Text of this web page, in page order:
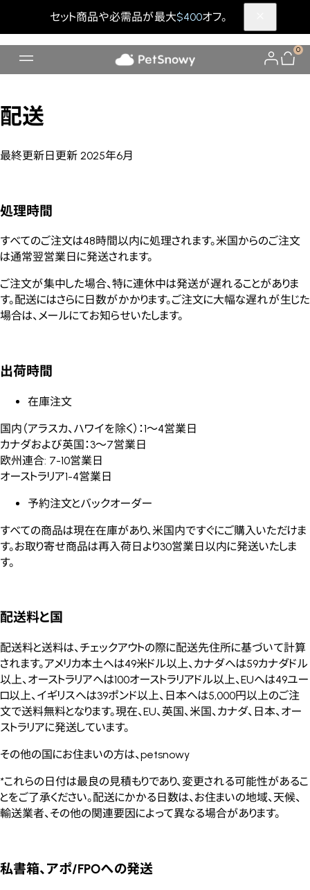
セット商品や必需品が最大$400オフ。
0
配送
最終更新日更新 2025年6月
処理時間
すべてのご注文は48時間以内に処理されます。米国からのご注文
は通常翌営業日に発送されます。
ご注文が集中した場合、特に連休中は発送が遅れることがありま
す。配送にはさらに日数がかかります。ご注文に大幅な遅れが生じた
場合は、メールにてお知らせいたします。
出荷時間
在庫注文
国内（アラスカ、ハワイを除く）：1～4営業日
カナダおよび英国：3～7営業日
欧州連合: 7-10営業日
オーストラリア1-4営業日
予約注文とバックオーダー
すべての商品は現在在庫があり、米国内ですぐにご購入いただけま
す。お取り寄せ商品は再入荷日より30営業日以内に発送いたしま
す。
配送料と国
配送料と送料は、チェックアウトの際に配送先住所に基づいて計算
されます。アメリカ本土へは49米ドル以上、カナダへは59カナダドル
以上、オーストラリアへは100オーストラリアドル以上、EUへは49ユー
ロ以上、イギリスへは39ポンド以上、日本へは5,000円以上のご注
文で送料無料となります。現在、EU、英国、米国、カナダ、日本、オー
ストラリアに発送しています。
その他の国にお住まいの方は、petsnowy
*これらの日付は最良の見積もりであり、変更される可能性があるこ
とをご了承ください。配送にかかる日数は、お住まいの地域、天候、
輸送業者、その他の関連要因によって異なる場合があります。
私書箱、アポ/FPOへの発送